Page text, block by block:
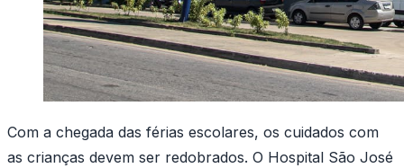
Com a chegada das férias escolares, os cuidados com
as crianças devem ser redobrados. O Hospital São José